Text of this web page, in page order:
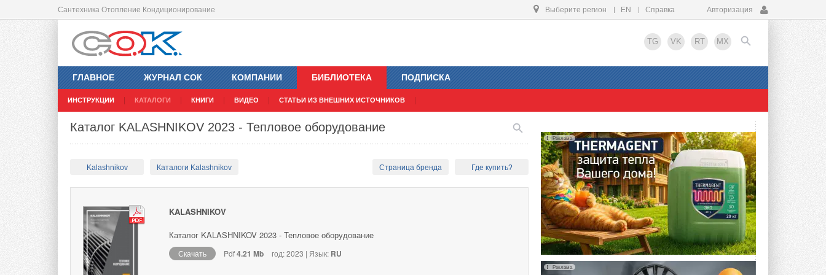
Сантехника Отопление Кондиционирование Выберите регион EN Справка Авторизация
TG VK RT MX
ГЛАВНОЕ ЖУРНАЛ СОК КОМПАНИИ БИБЛИОТЕКА
ИНСТРУКЦИИ КАТАЛОГИ КНИГИ ВИДЕО СТАТЬИ ИЗ ВНЕШНИХ ИСТОЧНИКОВ
ПОДПИСКА
EN
Каталог KALASHNIKOV 2023 - Тепловое оборудование
Kalashnikov Каталоги Kalashnikov Страница бренда Где купить?
KALASHNIKOV
Каталог KALASHNIKOV 2023 - Тепловое оборудование
Скачать Pdf4.21 Mb год: 2023 | Язык: RU
Реклама
Реклама